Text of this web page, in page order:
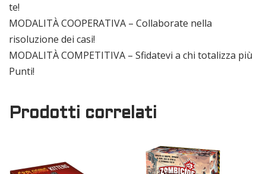
te!
MODALITÀ COOPERATIVA – Collaborate nella
risoluzione dei casi!
MODALITÀ COMPETITIVA – Sfidatevi a chi totalizza più
Punti!
Prodotti correlati